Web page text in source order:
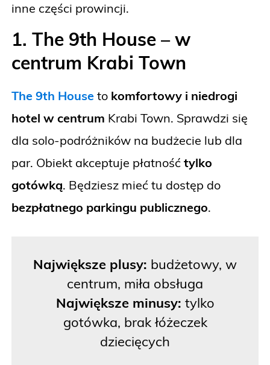
inne części prowincji.
1. The 9th House – w
centrum Krabi Town
The 9th House to komfortowy i niedrogi
hotel w centrum Krabi Town. Sprawdzi się
dla solo-podróżników na budżecie lub dla
par. Obiekt akceptuje płatność tylko
gotówką. Będziesz mieć tu dostęp do
bezpłatnego parkingu publicznego.
Największe plusy: budżetowy, w
centrum, miła obsługa
Największe minusy: tylko
gotówka, brak łóżeczek
dziecięcych